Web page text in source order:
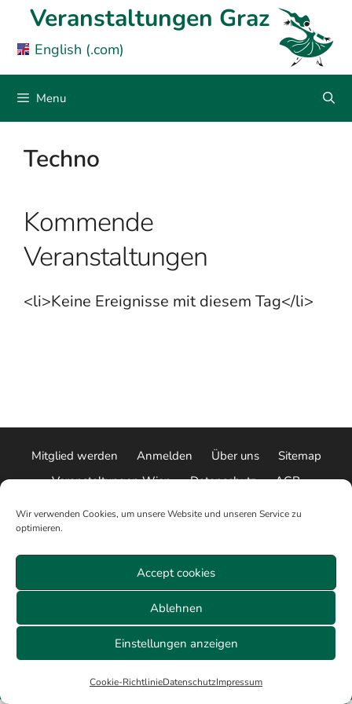
Wir verwenden Cookies, um unsere Website und unseren Service zu
optimieren.
Accept cookies
Ablehnen
Einstellungen anzeigen
Cookie-RichtlinieDatenschutzImpressum
English (.com)
content
Veranstaltungen Graz
Menu
Techno
Kommende
Veranstaltungen
<li>Keine Ereignisse mit diesem Tag</li>
Mitglied werden Anmelden Über uns
Sitemap
Veranstaltungen Wien
Datenschutz
AGB
Cookie-Richtlinie (EU)
Impressum